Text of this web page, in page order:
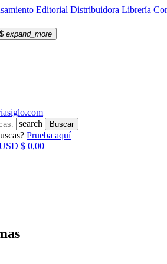
Editorial Distribuidora Librería
expand_more
siglo.com
search
Buscar
Prueba aquí
$ 0,00